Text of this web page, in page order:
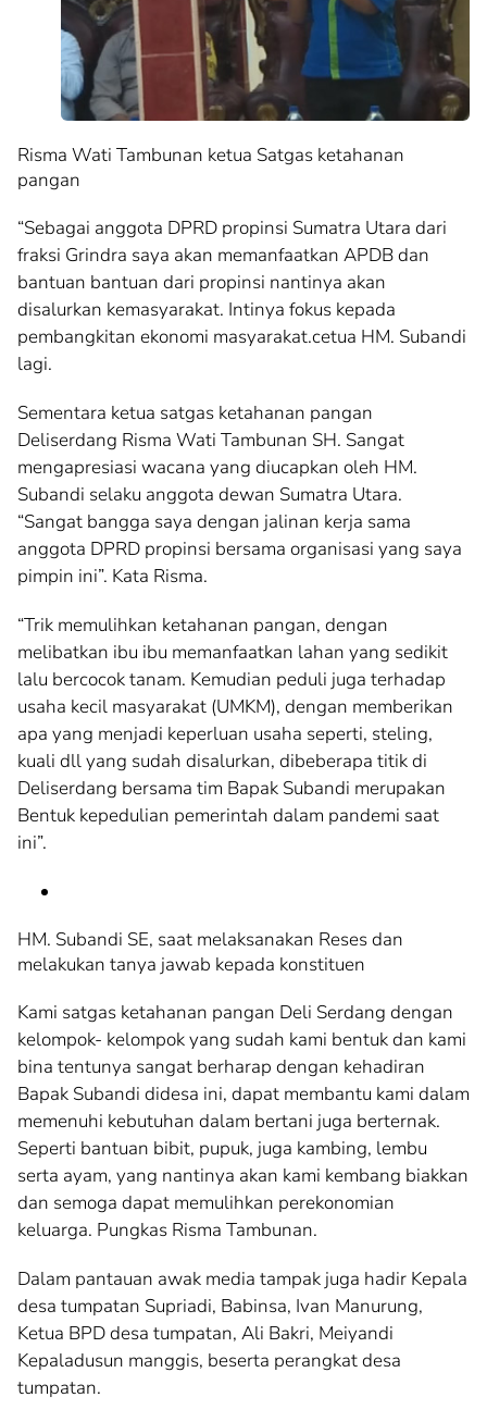
Risma Wati Tambunan ketua Satgas ketahanan
pangan
“Sebagai anggota DPRD propinsi Sumatra Utara dari
fraksi Grindra saya akan memanfaatkan APDB dan
bantuan bantuan dari propinsi nantinya akan
disalurkan kemasyarakat. Intinya fokus kepada
pembangkitan ekonomi masyarakat.cetua HM. Subandi
lagi.
Sementara ketua satgas ketahanan pangan
Deliserdang Risma Wati Tambunan SH. Sangat
mengapresiasi wacana yang diucapkan oleh HM.
Subandi selaku anggota dewan Sumatra Utara.
“Sangat bangga saya dengan jalinan kerja sama
anggota DPRD propinsi bersama organisasi yang saya
pimpin ini”. Kata Risma.
“Trik memulihkan ketahanan pangan, dengan
melibatkan ibu ibu memanfaatkan lahan yang sedikit
lalu bercocok tanam. Kemudian peduli juga terhadap
usaha kecil masyarakat (UMKM), dengan memberikan
apa yang menjadi keperluan usaha seperti, steling,
kuali dll yang sudah disalurkan, dibeberapa titik di
Deliserdang bersama tim Bapak Subandi merupakan
Bentuk kepedulian pemerintah dalam pandemi saat
ini”.
HM. Subandi SE, saat melaksanakan Reses dan
melakukan tanya jawab kepada konstituen
Kami satgas ketahanan pangan Deli Serdang dengan
kelompok- kelompok yang sudah kami bentuk dan kami
bina tentunya sangat berharap dengan kehadiran
Bapak Subandi didesa ini, dapat membantu kami dalam
memenuhi kebutuhan dalam bertani juga berternak.
Seperti bantuan bibit, pupuk, juga kambing, lembu
serta ayam, yang nantinya akan kami kembang biakkan
dan semoga dapat memulihkan perekonomian
keluarga. Pungkas Risma Tambunan.
Dalam pantauan awak media tampak juga hadir Kepala
desa tumpatan Supriadi, Babinsa, Ivan Manurung,
Ketua BPD desa tumpatan, Ali Bakri, Meiyandi
Kepaladusun manggis, beserta perangkat desa
tumpatan.